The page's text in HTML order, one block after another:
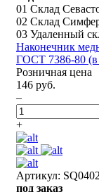
01 Склад
02 Склад
03 Удаленный
Наконечник
ГОСТ 7386-80
Розничная цена
146 руб.
–
+
Артикул:
под заказ